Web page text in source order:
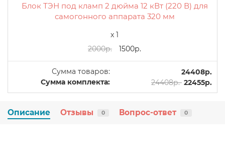
Блок ТЭН под кламп 2 дюйма 12 кВт (220 В) для
самогонного аппарата 320 мм
x 1
2000р.
1500р.
Сумма товаров:
24408р.
Сумма комплекта:
24408р. 22455р.
Описание Отзывы 0 Вопрос-ответ 0